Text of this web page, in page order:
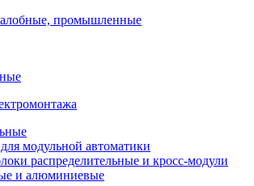
промышленные
модульной автоматики
распределительные и кросс-модули
и алюминиевые